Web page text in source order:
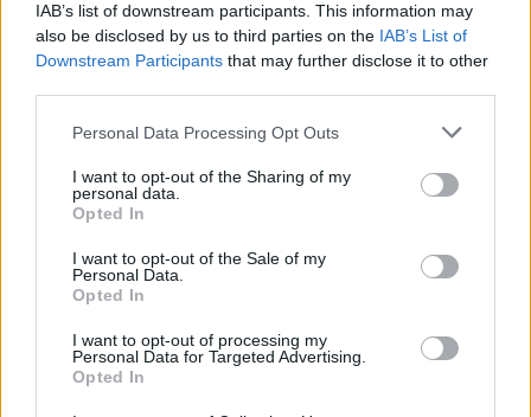
IAB’s list of downstream participants. This information may
also be disclosed by us to third parties on the IAB’s List of
Downstream Participants that may further disclose it to other
Please note that this website/app uses one or more Google
not limited to your visit or usage behaviour. You may click to
grant or deny consent to Google and its third-party tags to
use your data for below specified purposes in below Google
consent section.
Personal Data Processing Opt Outs
I want to opt-out of the Sharing of my
personal data.
Opted In
I want to opt-out of the Sale of my
Personal Data.
Opted In
I want to opt-out of processing my
Personal Data for Targeted Advertising.
Opted In
“Jāstrādā 12 stundas un
Sieviete piedzīvo
pārsteigumu darba
intervijā, izrādās – tas
Krievijā sācies pavēstu
vilnis: zināms, kas
notiek ar tiem, kuri tās